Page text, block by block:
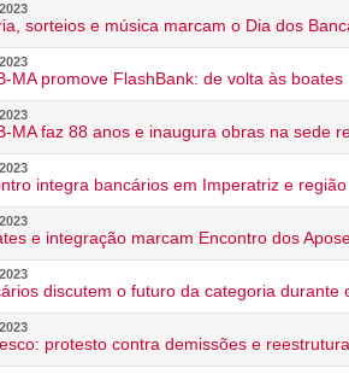
sorteios e música marcam o Dia dos
MA promove FlashBank: de volta às boates
MA faz 88 anos e inaugura obras na sede
integra bancários em Imperatriz e região
e integração marcam Encontro dos
discutem o futuro da categoria durante
protesto contra demissões e